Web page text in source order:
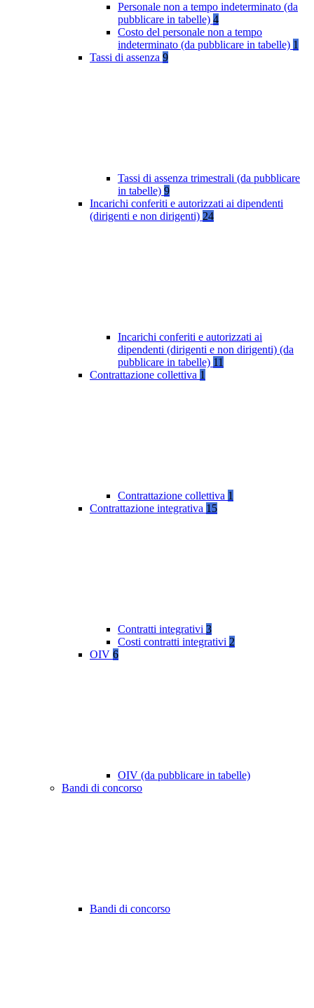
Personale non a tempo indeterminato (da
pubblicare in tabelle) 4
Costo del personale non a tempo
indeterminato (da pubblicare in tabelle) 1
Tassi di assenza 9
Tassi di assenza trimestrali (da pubblicare
in tabelle) 9
Incarichi conferiti e autorizzati ai dipendenti
(dirigenti e non dirigenti) 24
Incarichi conferiti e autorizzati ai
dipendenti (dirigenti e non dirigenti) (da
pubblicare in tabelle) 11
Contrattazione collettiva 1
Contrattazione collettiva 1
Contrattazione integrativa 15
Contratti integrativi 3
Costi contratti integrativi 2
OIV 6
OIV (da pubblicare in tabelle)
Bandi di concorso
Bandi di concorso